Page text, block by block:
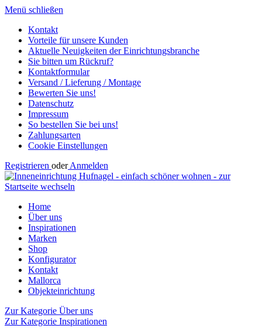
Menü schließen
Kontakt
Vorteile für unsere Kunden
Aktuelle Neuigkeiten der Einrichtungsbranche
Sie bitten um Rückruf?
Kontaktformular
Versand / Lieferung / Montage
Bewerten Sie uns!
Datenschutz
Impressum
So bestellen Sie bei uns!
Zahlungsarten
Cookie Einstellungen
Registrieren oderAnmelden
Home
Über uns
Inspirationen
Marken
Shop
Konfigurator
Kontakt
Mallorca
Objekteinrichtung
Zur Kategorie Über uns
Zur Kategorie Inspirationen